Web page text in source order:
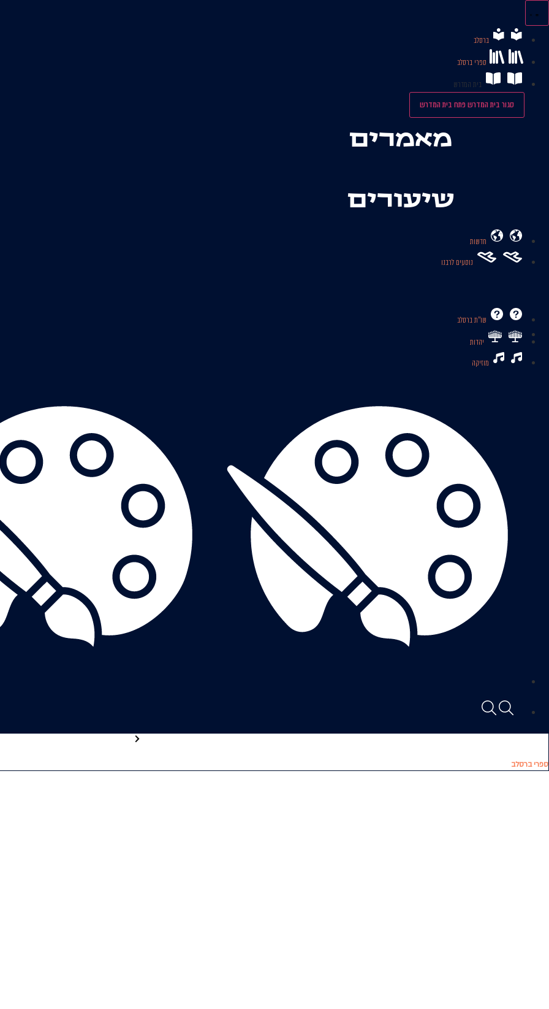
לתוכן
ברסלב
ספרי ברסלב
בית המדרש
סגור בית המדרשפתח בית המדרש
מאמרים
שיעורים
חדשות
נוסעים לרבנו
שו’’ת ברסלב
יהדות
מוזיקה
ספרי ברסלב